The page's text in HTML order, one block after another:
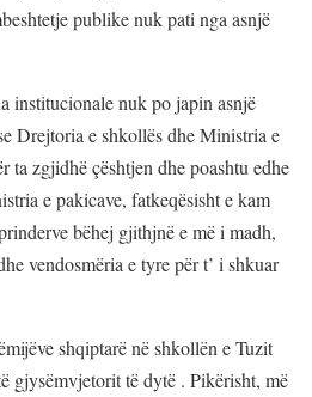
publike nuk pati nga asnjë
institucionale nuk po japin asnjë
Drejtoria e shkollës dhe Ministria e
zgjidhë çështjen dhe poashtu edhe
e pakicave, fatkeqësisht e kam
bëhej gjithjnë e më i madh,
vendosmëria e tyre për t’ i shkuar
shqiptarë në shkollën e Tuzit
gjysëmvjetorit të dytë . Pikërisht, më